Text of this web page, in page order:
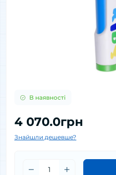
В наявності
4 070.0грн
Знайшли дешевше?